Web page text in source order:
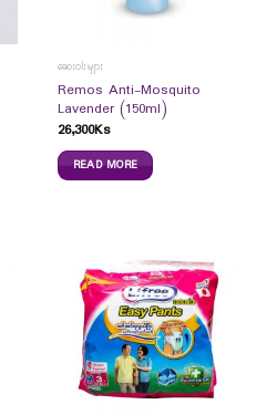
ဆေးဝါးများ
Remos Anti-Mosquito
Lavender (150ml)
26,300Ks
READ MORE